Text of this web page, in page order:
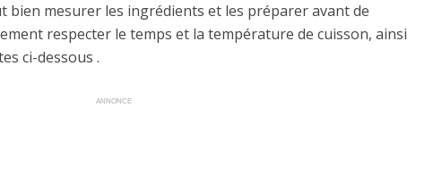
bien mesurer les ingrédients et les préparer avant de
respecter le temps et la température de cuisson, ainsi
ci-dessous .
ANNONCE